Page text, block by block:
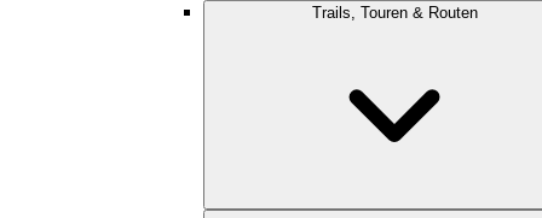
Trails, Touren & Routen